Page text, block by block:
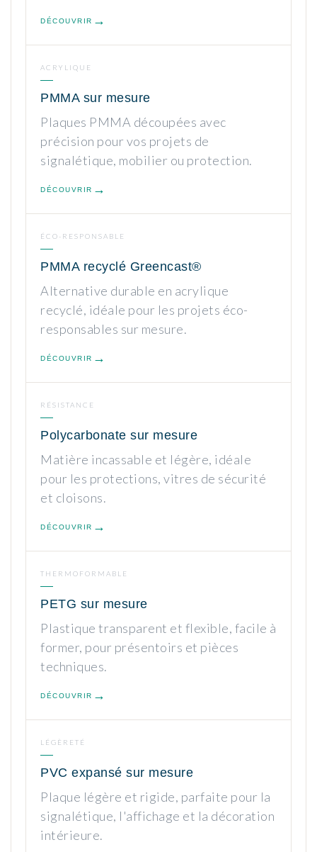
DÉCOUVRIR
ACRYLIQUE
PMMA sur mesure
Plaques PMMA découpées avec
précision pour vos projets de
signalétique, mobilier ou protection.
DÉCOUVRIR
ÉCO-RESPONSABLE
PMMA recyclé Greencast®
Alternative durable en acrylique
recyclé, idéale pour les projets éco-
responsables sur mesure.
DÉCOUVRIR
RÉSISTANCE
Polycarbonate sur mesure
Matière incassable et légère, idéale
pour les protections, vitres de sécurité
et cloisons.
DÉCOUVRIR
THERMOFORMABLE
PETG sur mesure
Plastique transparent et flexible, facile à
former, pour présentoirs et pièces
techniques.
DÉCOUVRIR
LÉGÈRETÉ
PVC expansé sur mesure
Plaque légère et rigide, parfaite pour la
signalétique, l'affichage et la décoration
intérieure.